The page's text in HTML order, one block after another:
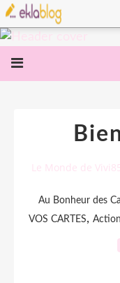
Le Monde de
Au Bonheur des
VOS CARTES, Action